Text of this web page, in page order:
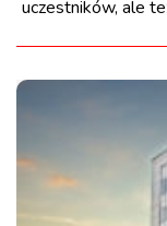
uczestników, ale